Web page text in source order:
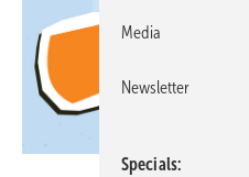
Media
Newsletter
Specials